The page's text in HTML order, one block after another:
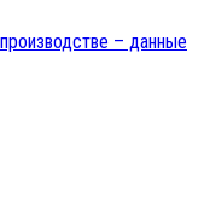
– данные